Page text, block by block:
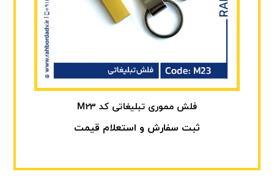
فلش مموری تبلیغاتی کد M23
ثبت سفارش و استعلام قیمت